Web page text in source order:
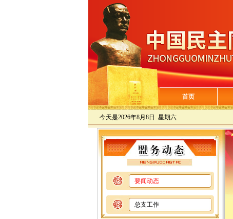
首页
今天是2026年8月8日 星期六
要闻动态
总支工作